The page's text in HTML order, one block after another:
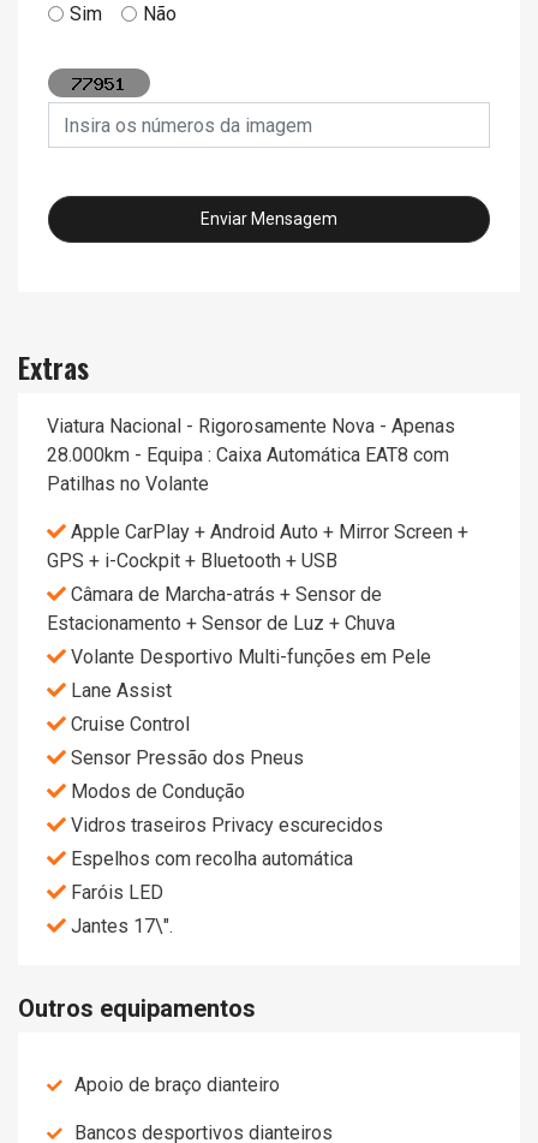
Sim Não
Insira os números da imagem
Enviar Mensagem
Extras
Viatura Nacional - Rigorosamente Nova - Apenas
28.000km - Equipa : Caixa Automática EAT8 com
Patilhas no Volante
Apple CarPlay + Android Auto + Mirror Screen +
GPS + i-Cockpit + Bluetooth + USB
Câmara de Marcha-atrás + Sensor de
Estacionamento + Sensor de Luz + Chuva
Volante Desportivo Multi-funções em Pele
Lane Assist
Cruise Control
Sensor Pressão dos Pneus
Modos de Condução
Vidros traseiros Privacy escurecidos
Espelhos com recolha automática
Faróis LED
Jantes 17\".
Outros equipamentos
Apoio de braço dianteiro
Bancos desportivos dianteiros